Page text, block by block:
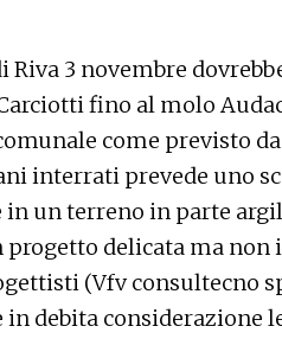
Riva 3 novembre
fino al molo
come previsto
interrati prevede uno
in un terreno in parte
delicata ma non
(Vfv consultecno
in debita considerazione